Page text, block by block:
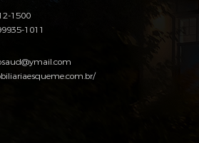
1500
1011